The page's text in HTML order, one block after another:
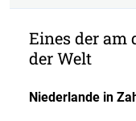
Eines der am
der Welt
Niederlande in